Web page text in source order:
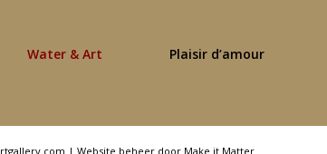
Water & Art Plaisir d’amour
| Website beheer door Make it Matter